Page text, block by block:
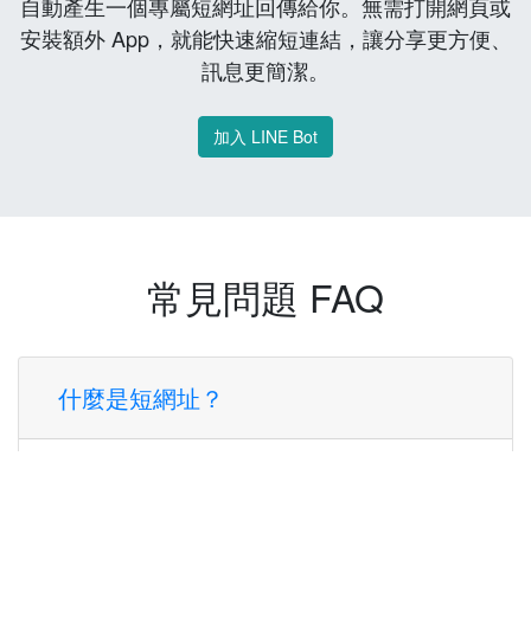
安裝額外 App，就能快速縮短連結，讓分享更方便、
訊息更簡潔。
加入 LINE Bot
常見問題 FAQ
什麼是短網址？